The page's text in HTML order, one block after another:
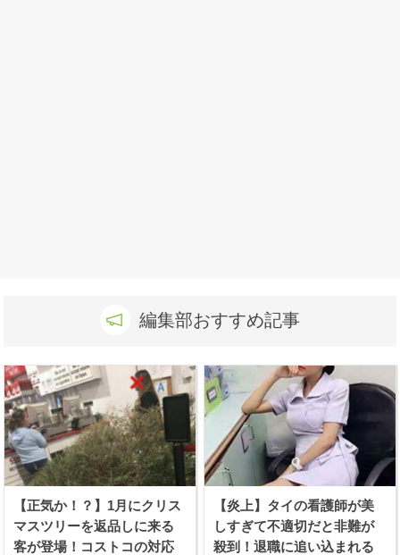
編集部おすすめ記事
【正気か！？】1月にクリス
マスツリーを返品しに来る
客が登場！コストコの対応
【炎上】タイの看護師が美
しすぎて不適切だと非難が
殺到！退職に追い込まれる